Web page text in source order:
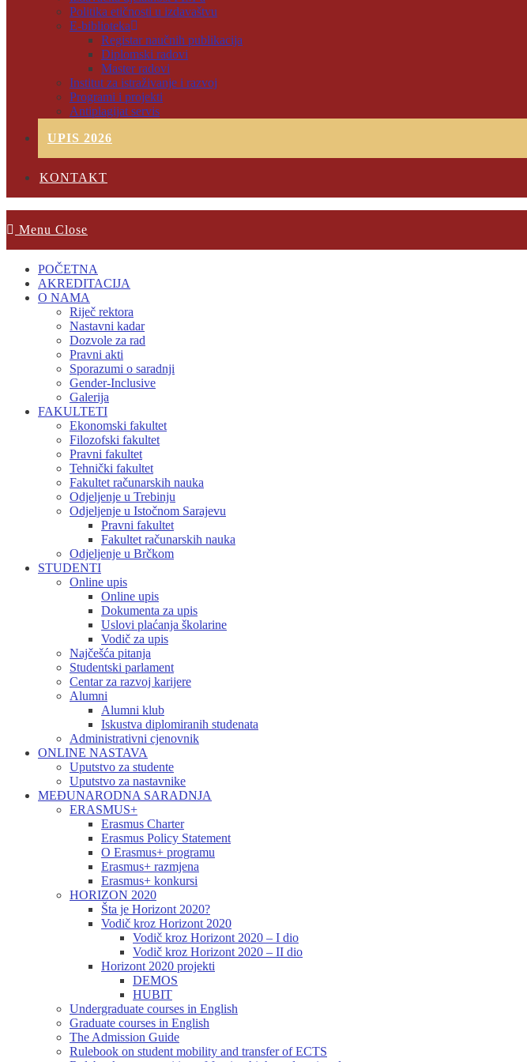
Politika etičnosti u izdavaštvu
E-biblioteka
Registar naučnih publikacija
Diplomski radovi
Master radovi
Institut za istraživanje i razvoj
Programi i projekti
Antiplagijat servis
UPIS 2026
KONTAKT
Menu Close
POČETNA
AKREDITACIJA
O NAMA
Riječ rektora
Nastavni kadar
Dozvole za rad
Pravni akti
Sporazumi o saradnji
Gender-Inclusive
Galerija
FAKULTETI
Ekonomski fakultet
Filozofski fakultet
Pravni fakultet
Tehnički fakultet
Fakultet računarskih nauka
Odjeljenje u Trebinju
Odjeljenje u Istočnom Sarajevu
Pravni fakultet
Fakultet računarskih nauka
Odjeljenje u Brčkom
STUDENTI
Online upis
Online upis
Dokumenta za upis
Uslovi plaćanja školarine
Vodič za upis
Najčešća pitanja
Studentski parlament
Centar za razvoj karijere
Alumni
Alumni klub
Iskustva diplomiranih studenata
Administrativni cjenovnik
ONLINE NASTAVA
Uputstvo za studente
Uputstvo za nastavnike
MEĐUNARODNA SARADNJA
ERASMUS+
Erasmus Charter
Erasmus Policy Statement
O Erasmus+ programu
Erasmus+ razmjena
Erasmus+ konkursi
HORIZON 2020
Šta je Horizont 2020?
Vodič kroz Horizont 2020
Vodič kroz Horizont 2020 – I dio
Vodič kroz Horizont 2020 – II dio
Horizont 2020 projekti
DEMOS
HUBIT
Undergraduate courses in English
Graduate courses in English
The Admission Guide
Rulebook on student mobility and transfer of ECTS